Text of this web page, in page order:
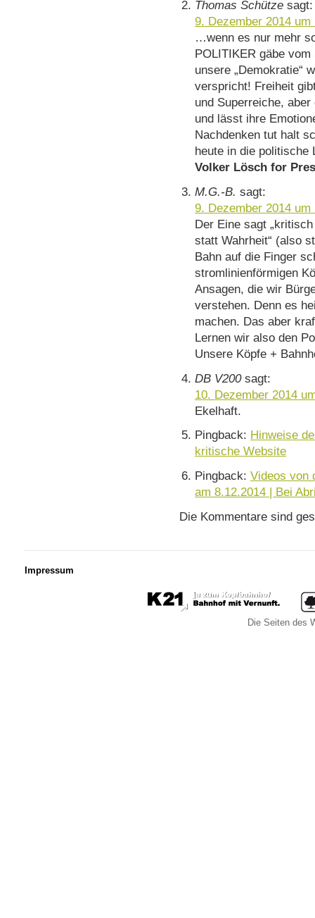
Thomas Schütze sagt:
9. Dezember 2014 um
…wenn es nur mehr
POLITIKER gäbe
unsere „Demokratie“
verspricht! Freiheit
und Superreiche,
und lässt ihre
Nachdenken tut halt
heute in die
Volker Lösch for
M.G.-B. sagt:
9. Dezember 2014 um
Der Eine sagt
statt Wahrheit“ (also
Bahn auf die Finger
stromlinienförmigen
Ansagen, die wir
verstehen. Denn es
machen. Das aber
Lernen wir also den
Unsere Köpfe +
DB V200 sagt:
10. Dezember 2014
Ekelhaft.
Pingback: Hinweise
kritische Website
Pingback:Videos von
am 8.12.2014 | Bei
Die Kommentare sind
Impressum
Die Seiten des